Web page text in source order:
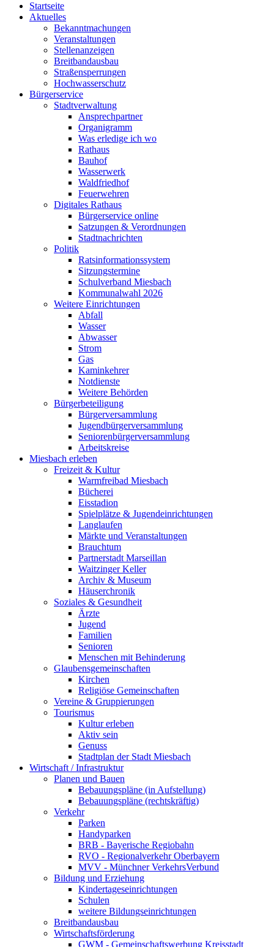
Startseite
Aktuelles
Bekanntmachungen
Veranstaltungen
Stellenanzeigen
Breitbandausbau
Straßensperrungen
Hochwasserschutz
Bürgerservice
Stadtverwaltung
Ansprechpartner
Organigramm
Was erledige ich wo
Rathaus
Bauhof
Wasserwerk
Waldfriedhof
Feuerwehren
Digitales Rathaus
Bürgerservice online
Satzungen & Verordnungen
Stadtnachrichten
Politik
Ratsinformationssystem
Sitzungstermine
Schulverband Miesbach
Kommunalwahl 2026
Weitere Einrichtungen
Abfall
Wasser
Abwasser
Strom
Gas
Kaminkehrer
Notdienste
Weitere Behörden
Bürgerbeteiligung
Bürgerversammlung
Jugendbürgerversammlung
Seniorenbürgerversammlung
Arbeitskreise
Miesbach erleben
Freizeit & Kultur
Warmfreibad Miesbach
Bücherei
Eisstadion
Spielplätze & Jugendeinrichtungen
Langlaufen
Märkte und Veranstaltungen
Brauchtum
Partnerstadt Marseillan
Waitzinger Keller
Archiv & Museum
Häuserchronik
Soziales & Gesundheit
Ärzte
Jugend
Familien
Senioren
Menschen mit Behinderung
Glaubensgemeinschaften
Kirchen
Religiöse Gemeinschaften
Vereine & Gruppierungen
Tourismus
Kultur erleben
Aktiv sein
Genuss
Stadtplan der Stadt Miesbach
Wirtschaft / Infrastruktur
Planen und Bauen
Bebauungspläne (in Aufstellung)
Bebauungspläne (rechtskräftig)
Verkehr
Parken
Handyparken
BRB - Bayerische Regiobahn
RVO - Regionalverkehr Oberbayern
MVV - Münchner VerkehrsVerbund
Bildung und Erziehung
Kindertageseinrichtungen
Schulen
weitere Bildungseinrichtungen
Breitbandausbau
Wirtschaftsförderung
GWM - Gemeinschaftswerbung Kreisstadt